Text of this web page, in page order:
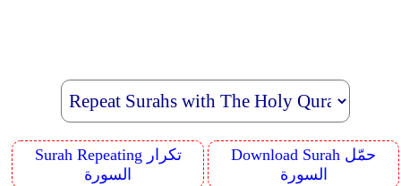
Surah Repeating تكرار
السورة
Download Surah حمّل
السورة